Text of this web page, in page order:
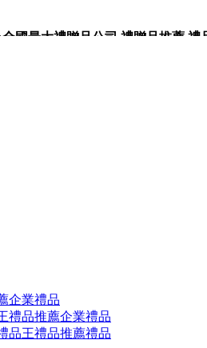
最大禮贈品公司,禮贈品推薦,禮
品,禮品小物,高級禮品,禮品網站。
業禮品
薦企業禮品
禮品推薦禮品